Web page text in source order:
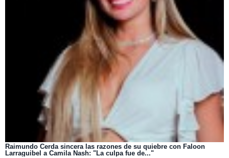
Raimundo Cerda sincera las razones de su quiebre con Faloon
Larraguibel a Camila Nash: "La culpa fue de..."